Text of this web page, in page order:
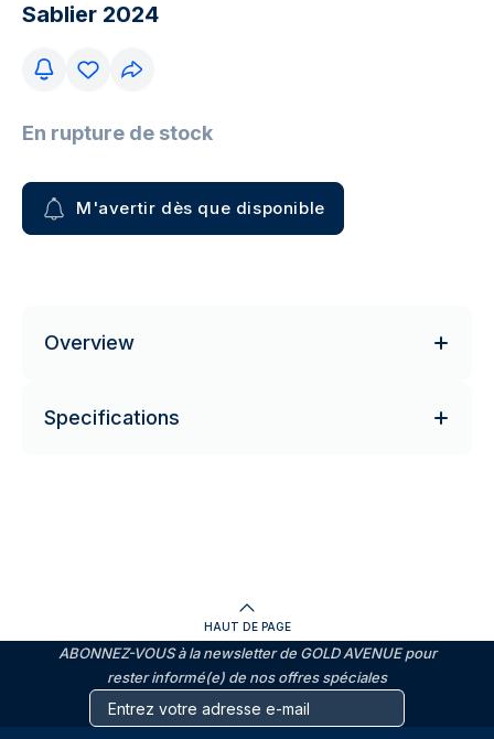
Sablier 2024
En rupture de stock
M'avertir dès que disponible
Overview
Specifications
HAUT DE PAGE
ABONNEZ-VOUS à la newsletter de GOLD AVENUE pour
rester informé(e) de nos offres spéciales